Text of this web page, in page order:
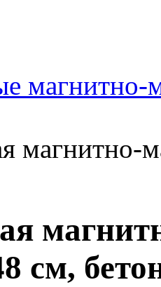
магнитно-
магнитно-
см,